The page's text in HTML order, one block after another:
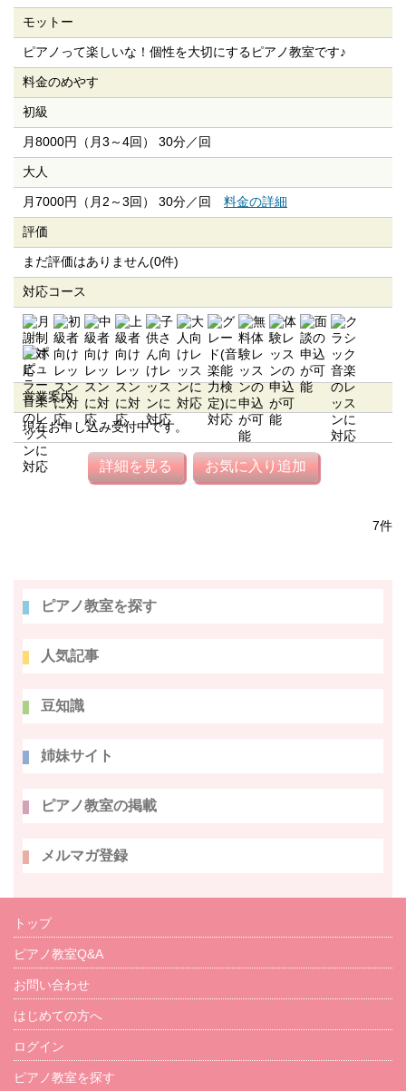
モットー
ピアノって楽しいな！個性を大切にするピアノ教室です♪
料金のめやす
初級
月8000円（月3～4回） 30分／回
大人
月7000円（月2～3回） 30分／回 料金の詳細
評価
まだ評価はありません(0件)
対応コース
営業案内
現在お申し込み受付中です。
詳細を見る お気に入り追加
7件
ピアノ教室を探す
人気記事
豆知識
姉妹サイト
ピアノ教室の掲載
メルマガ登録
トップ
ピアノ教室Q&A
お問い合わせ
はじめての方へ
ログイン
ピアノ教室を探す